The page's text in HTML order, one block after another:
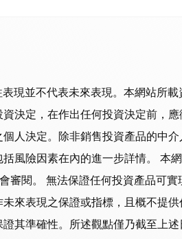
現並不代表未來表現。本網站所
決定，在作出任何投資決定前，
人決定。除非銷售投資產品的中
風險因素在內的進一步詳情。 本
審閱。 無法保證任何投資產品可
來表現之保證或指標，且概不提
其準確性。所述觀點僅乃截至上